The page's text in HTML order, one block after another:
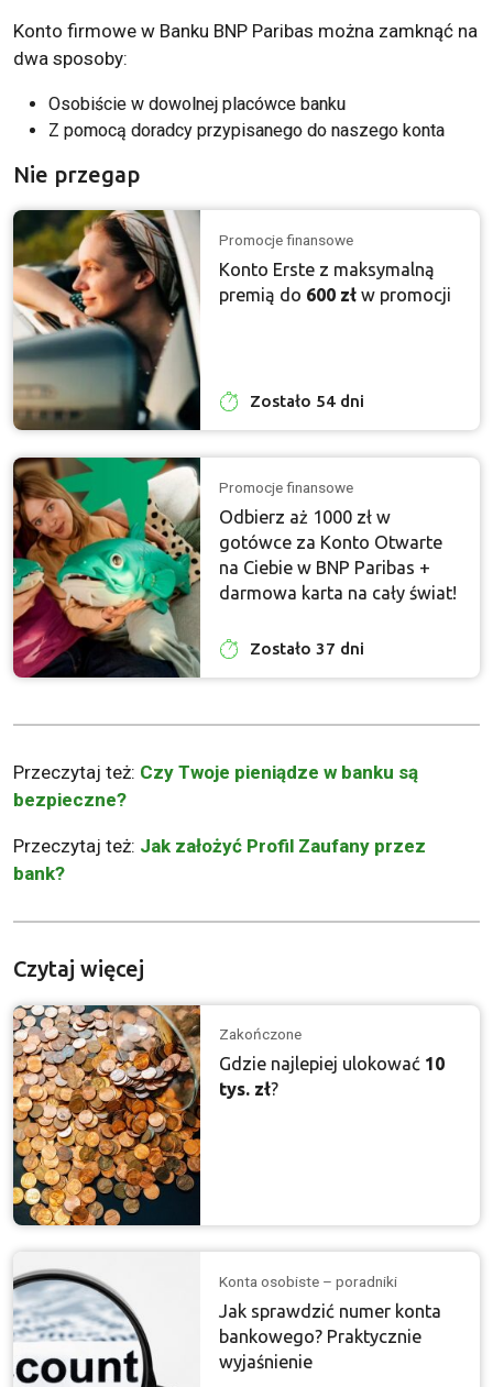
Konto firmowe w Banku BNP Paribas można zamknąć na
dwa sposoby:
Osobiście w dowolnej placówce banku
Z pomocą doradcy przypisanego do naszego konta
Nie przegap
Promocje finansowe
Konto Erste z maksymalną
premią do 600 zł w promocji
Zostało 54 dni
Promocje finansowe
Odbierz aż 1000 zł w
gotówce za Konto Otwarte
na Ciebie w BNP Paribas +
darmowa karta na cały świat!
Zostało 37 dni
Przeczytaj też: Czy Twoje pieniądze w banku są
bezpieczne?
Przeczytaj też: Jak założyć Profil Zaufany przez
bank?
Czytaj więcej
Zakończone
Gdzie najlepiej ulokować 10
tys. zł?
Konta osobiste – poradniki
Jak sprawdzić numer konta
bankowego? Praktycznie
wyjaśnienie